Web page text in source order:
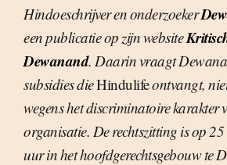
Hindoeschrijver en onderzoeker
een publicatie op zijn website
Dewanand. Daarin vraagt
subsidies dieHindulifeontvangt,
wegens het discriminatoire karakter
organisatie. De rechtszitting is op
uur in het hoofdgerechtsgebouw te